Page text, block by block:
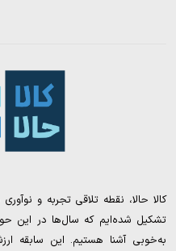
کالا حالا، نقطه تلاقی تجربه و
تشکیل شده‌ایم که سال‌ها در این
به‌خوبی آشنا هستیم. این سابقه